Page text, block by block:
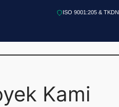
ISO 9001:205 & TKDN
Kami